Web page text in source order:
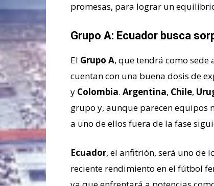
promesas, para lograr un
Grupo A: Ecuador busca
El Grupo A, que tendrá como sede
cuentan con una buena dosis de
y Colombia. Argentina, Chile,
grupo y, aunque parecen
a uno de ellos fuera de la fase
Ecuador, el anfitrión, será uno de
reciente rendimiento en el fútbol